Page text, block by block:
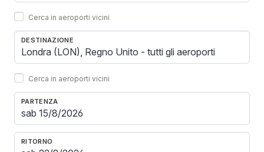
Cerca in aeroporti vicini
DESTINAZIONE
Cerca in aeroporti vicini
PARTENZA
RITORNO